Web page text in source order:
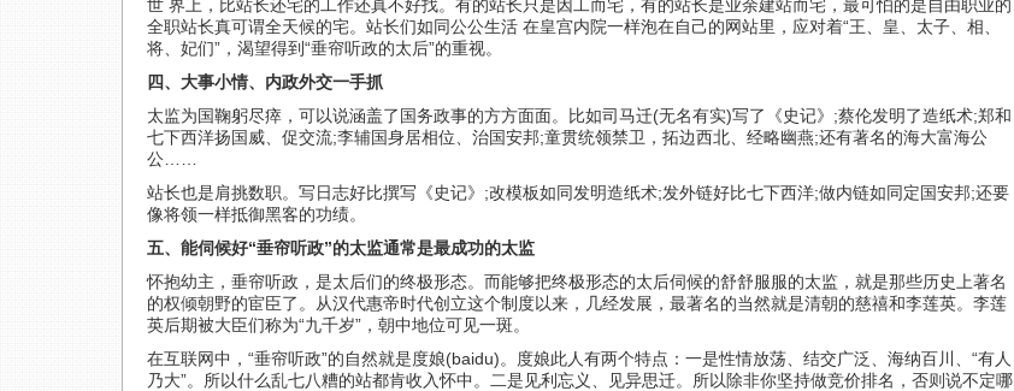
世 界上，比站长还宅的工作还真不好找。有的站长只是因工而宅，有的站长是业余建站而宅，最可怕的是自由职业的
全职站长真可谓全天候的宅。站长们如同公公生活 在皇宫内院一样泡在自己的网站里，应对着“王、皇、太子、相、
将、妃们”，渴望得到“垂帘听政的太后”的重视。
四、大事小情、内政外交一手抓
太监为国鞠躬尽瘁，可以说涵盖了国务政事的方方面面。比如司马迁(无名有实)写了《史记》;蔡伦发明了造纸术;郑和
七下西洋扬国威、促交流;李辅国身居相位、治国安邦;童贯统领禁卫，拓边西北、经略幽燕;还有著名的海大富海公
公……
站长也是肩挑数职。写日志好比撰写《史记》;改模板如同发明造纸术;发外链好比七下西洋;做内链如同定国安邦;还要
像将领一样抵御黑客的功绩。
五、能伺候好“垂帘听政”的太监通常是最成功的太监
怀抱幼主，垂帘听政，是太后们的终极形态。而能够把终极形态的太后伺候的舒舒服服的太监，就是那些历史上著名
的权倾朝野的宦臣了。从汉代惠帝时代创立这个制度以来，几经发展，最著名的当然就是清朝的慈禧和李莲英。李莲
英后期被大臣们称为“九千岁”，朝中地位可见一斑。
在互联网中，“垂帘听政”的自然就是度娘(baidu)。度娘此人有两个特点：一是性情放荡、结交广泛、海纳百川、“有人
乃大”。所以什么乱七八糟的站都肯收入怀中。二是见利忘义、见异思迁。所以除非你坚持做竞价排名，否则说不定哪